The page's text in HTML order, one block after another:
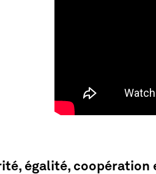
égalité, coopération